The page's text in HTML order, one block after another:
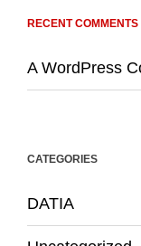
RECENT COMMENTS
A WordPress
CATEGORIES
DATIA